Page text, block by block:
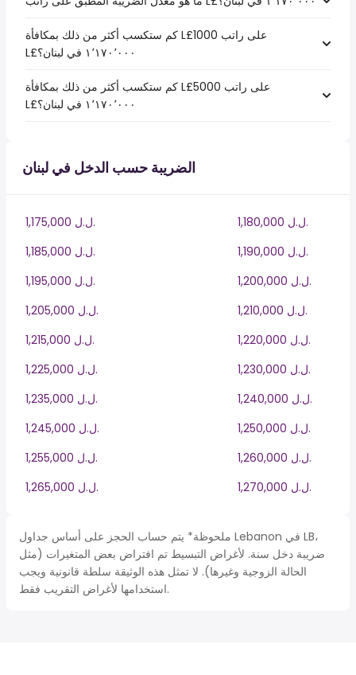
كم ستكسب أكثر من ذلك بمكافأة L£1000 على راتب
كم ستكسب أكثر من ذلك بمكافأة L£5000 على راتب
الضريبة حسب الدخل في لبنان
1,175,000 ل.ل.‎
1,180,000 ل.ل.‎
1,185,000 ل.ل.‎
1,190,000 ل.ل.‎
1,195,000 ل.ل.‎
1,200,000 ل.ل.‎
1,205,000 ل.ل.‎
1,210,000 ل.ل.‎
1,215,000 ل.ل.‎
1,220,000 ل.ل.‎
1,225,000 ل.ل.‎
1,230,000 ل.ل.‎
1,235,000 ل.ل.‎
1,240,000 ل.ل.‎
1,245,000 ل.ل.‎
1,250,000 ل.ل.‎
1,255,000 ل.ل.‎
1,260,000 ل.ل.‎
1,265,000 ل.ل.‎
1,270,000 ل.ل.‎
ملحوظة* يتم حساب الحجز على أساس جداول Lebanon في LB،
ضريبة دخل سنة. لأغراض التبسيط تم افتراض بعض المتغيرات (مثل
الحالة الزوجية وغيرها). لا تمثل هذه الوثيقة سلطة قانونية ويجب
استخدامها لأغراض التقريب فقط.